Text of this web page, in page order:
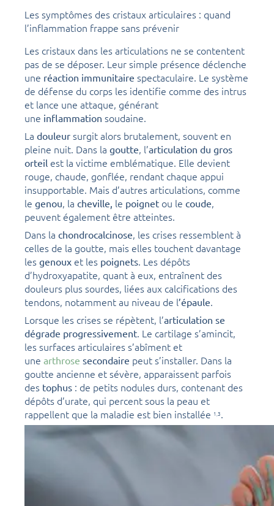
Les symptômes des cristaux articulaires : quand
l’inflammation frappe sans prévenir
Les cristaux dans les articulations ne se contentent
pas de se déposer. Leur simple présence déclenche
une réaction immunitaire spectaculaire. Le système
de défense du corps les identifie comme des intrus
et lance une attaque, générant
une inflammation soudaine.
La douleur surgit alors brutalement, souvent en
pleine nuit. Dans la goutte, l’articulation du gros
orteil est la victime emblématique. Elle devient
rouge, chaude, gonflée, rendant chaque appui
insupportable. Mais d’autres articulations, comme
le genou, la cheville, le poignet ou le coude,
peuvent également être atteintes.
Dans la chondrocalcinose, les crises ressemblent à
celles de la goutte, mais elles touchent davantage
les genoux et les poignets. Les dépôts
d’hydroxyapatite, quant à eux, entraînent des
douleurs plus sourdes, liées aux calcifications des
tendons, notamment au niveau de l’épaule.
Lorsque les crises se répètent, l’articulation se
dégrade progressivement. Le cartilage s’amincit,
les surfaces articulaires s’abîment et
une arthrose secondaire peut s’installer. Dans la
goutte ancienne et sévère, apparaissent parfois
des tophus : de petits nodules durs, contenant des
dépôts d’urate, qui percent sous la peau et
rappellent que la maladie est bien installée 1,3.